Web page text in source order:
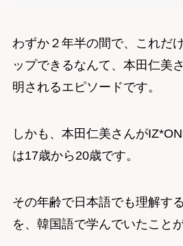
わずか２年半の間で、これだ
ップできるなんて、本田仁美
明されるエピソードです。
しかも、本田仁美さんが
は17歳から20歳です。
その年齢で日本語でも理解す
を、韓国語で学んでいたこと